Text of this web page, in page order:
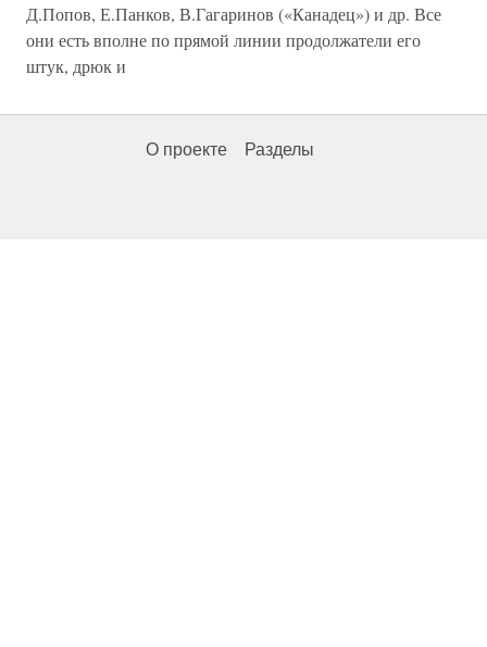
Д.Попов, Е.Панков, В.Гагаринов («Канадец») и др. Все
они есть вполне по прямой линии продолжатели его
штук, дрюк и
О проекте Разделы